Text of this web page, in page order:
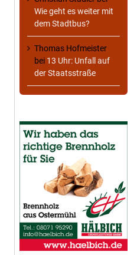
Wie geht es weiter mit
dem Stadtbus?
Thomas Hofmeister
bei 13 Uhr: Unfall auf
der Staatsstraße